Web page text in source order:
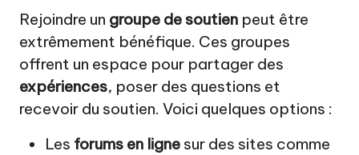
Rejoindre un groupe de soutien peut être
extrêmement bénéfique. Ces groupes
offrent un espace pour partager des
expériences, poser des questions et
recevoir du soutien. Voici quelques options :
Les forums en ligne sur des sites comme